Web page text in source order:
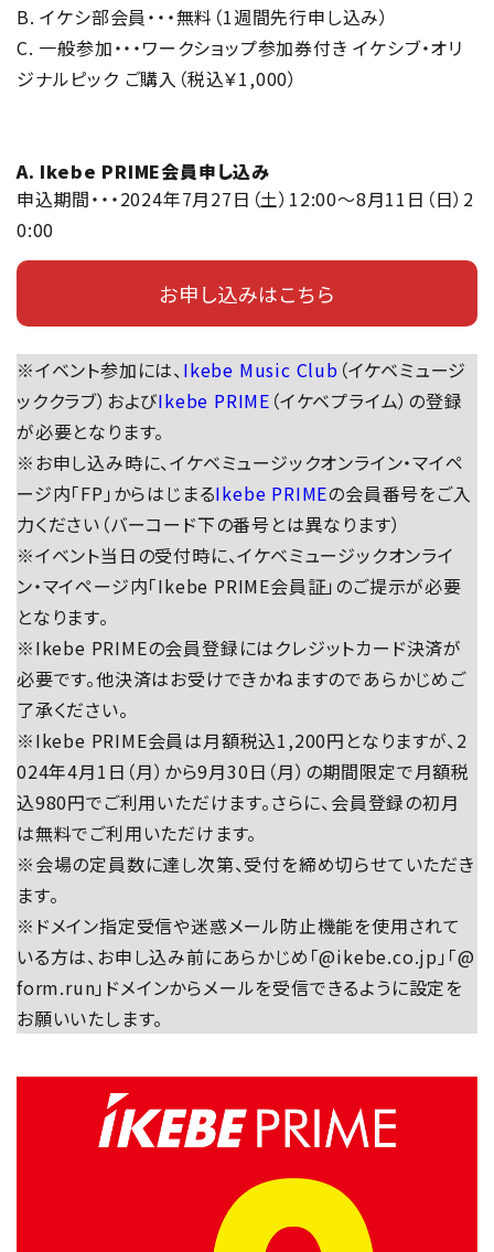
B. イケシ部会員・・・無料（1週間先行申し込み）
C. 一般参加・・・ワークショップ参加券付き イケシブ・オリ
ジナルピック ご購入（税込￥1,000）
A. Ikebe PRIME会員申し込み
申込期間・・・2024年7月27日（土）12:00～8月11日（日）2
0:00
お申し込みはこちら
※イベント参加には、 Ikebe Music Club （イケベミュージ
ッククラブ）およびIkebe PRIME （イケベプライム）の登録
が必要となります。
※お申し込み時に、イケベミュージックオンライン・マイペ
ージ内「FP」からはじまるIkebe PRIMEの会員番号をご入
力ください（バーコード下の番号とは異なります）
※イベント当日の受付時に、イケベミュージックオンライ
ン・マイページ内「Ikebe PRIME会員証」のご提示が必要
となります。
※Ikebe PRIMEの会員登録にはクレジットカード決済が
必要です。他決済はお受けできかねますのであらかじめご
了承ください。
※Ikebe PRIME会員は月額税込1,200円となりますが、2
024年4月1日（月）から9月30日（月）の期間限定で月額税
込980円でご利用いただけます。さらに、会員登録の初月
は無料でご利用いただけます。
※会場の定員数に達し次第、受付を締め切らせていただき
ます。
※ドメイン指定受信や迷惑メール防止機能を使用されて
いる方は、お申し込み前にあらかじめ「@ikebe.co.jp」「@
form.run」ドメインからメールを受信できるように設定を
お願いいたします。